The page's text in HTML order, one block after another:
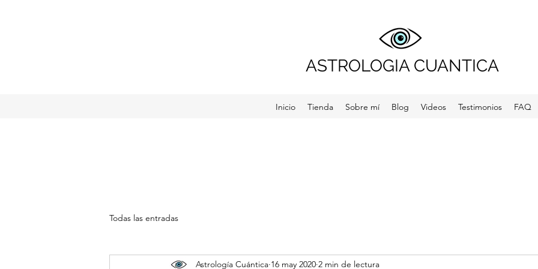
ASTROLOGIA CUANTICA
Inicio Tienda Sobre mí Blog Videos Testimonios FAQ
Todas las entradas
Astrología Cuántica 16 may 2020 2 min de lectura